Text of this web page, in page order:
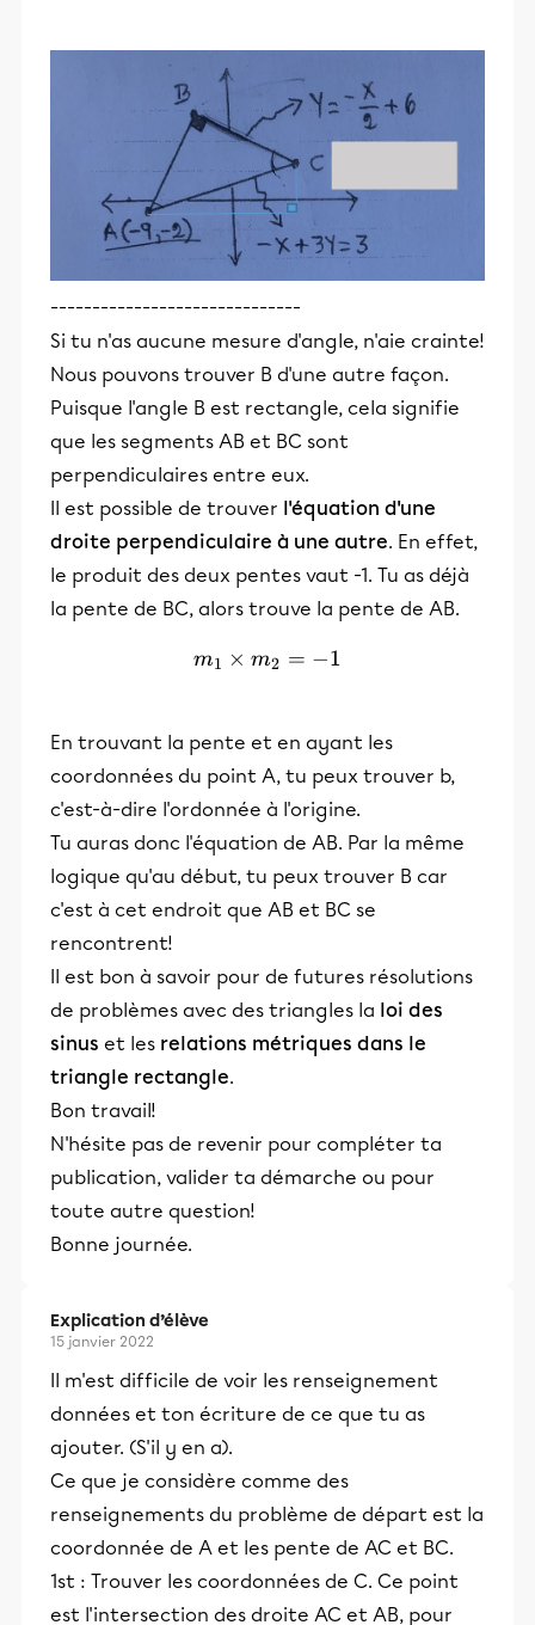
------------------------------
Si tu n'as aucune mesure d'angle, n'aie crainte!
Nous pouvons trouver B d'une autre façon.
Puisque l'angle B est rectangle, cela signifie
que les segments AB et BC sont
perpendiculaires entre eux.
Il est possible de trouver l'équation d'une
droite perpendiculaire à une autre. En effet,
le produit des deux pentes vaut -1. Tu as déjà
la pente de BC, alors trouve la pente de AB.
m_{1}\times m_{2} = -1
m1 × m2 = −1
En trouvant la pente et en ayant les
coordonnées du point A, tu peux trouver b,
c'est-à-dire l'ordonnée à l'origine.
Tu auras donc l'équation de AB. Par la même
logique qu'au début, tu peux trouver B car
c'est à cet endroit que AB et BC se
rencontrent!
Il est bon à savoir pour de futures résolutions
de problèmes avec des triangles la loi des
sinus et les relations métriques dans le
triangle rectangle.
Bon travail!
N'hésite pas de revenir pour compléter ta
publication, valider ta démarche ou pour
toute autre question!
Bonne journée.
Explication d’élève
15 janvier 2022
Il m'est difficile de voir les renseignement
données et ton écriture de ce que tu as
ajouter. (S'il y en a).
Ce que je considère comme des
renseignements du problème de départ est la
coordonnée de A et les pente de AC et BC.
1st : Trouver les coordonnées de C. Ce point
est l'intersection des droite AC et AB, pour